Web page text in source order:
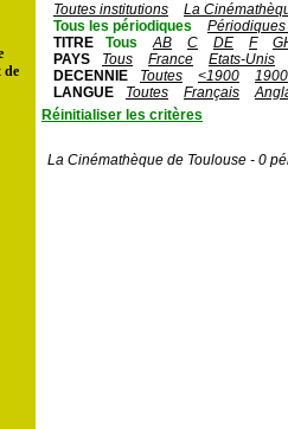
de
Toutes institutions
La
Tous les périodiques
TITRE
Tous AB C DE F
PAYS
Tous France Etats-Unis
DECENNIE
Toutes <1900 1900
LANGUE
Toutes Français
Réinitialiser les critères
La Cinémathèque de Toulouse - 0